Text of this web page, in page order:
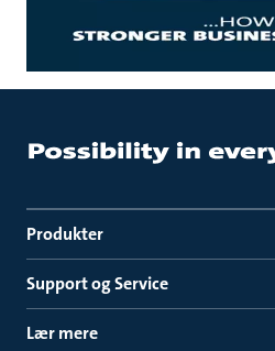
Produkter
Support og Service
Lær mere